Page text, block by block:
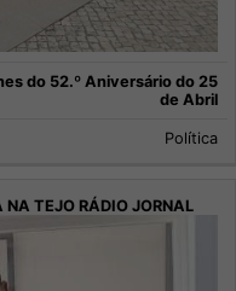
do 52.º Aniversário do 25
de Abril
Política